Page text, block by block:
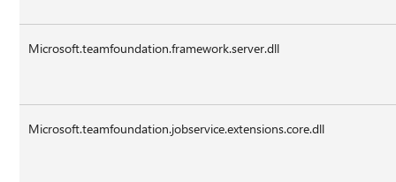
Microsoft.teamfoundation.framework.server.dll
Microsoft.teamfoundation.jobservice.extensions.core.dll